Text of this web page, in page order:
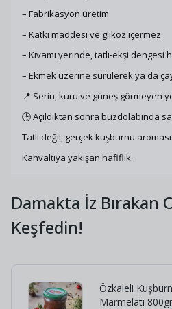
– Fabrikasyon üretim
– Katkı maddesi ve glikoz içermez
– Kıvamı yerinde, tatlı-ekşi dengesi
– Ekmek üzerine sürülerek ya da
📍 Serin, kuru ve güneş görmeyen
🕒 Açıldıktan sonra buzdolabında
Tatlı değil, gerçek kuşburnu aroması.
Kahvaltıya yakışan hafiflik.
Damakta İz Bırakan
Keşfedin!
Özkaleli
Marmelatı 800gr